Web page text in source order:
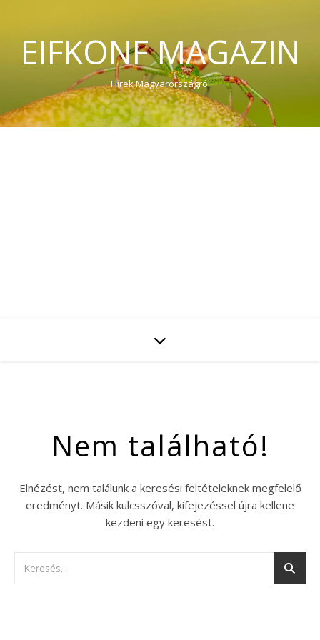
EIFKONF MAGAZIN
Hírek Magyarországról
Nem található!
Elnézést, nem találunk a keresési feltételeknek megfelelő
eredményt. Másik kulcsszóval, kifejezéssel újra kellene
kezdeni egy keresést.